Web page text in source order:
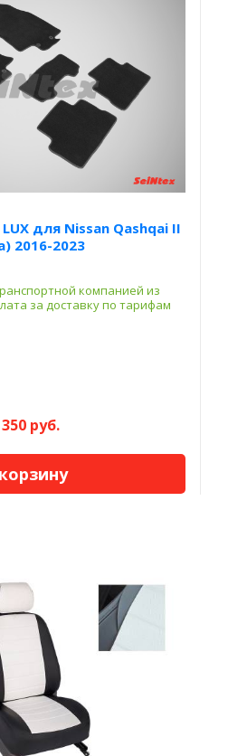
для Nissan Qashqai II
2016-2023
компанией из
за доставку по тарифам
руб.